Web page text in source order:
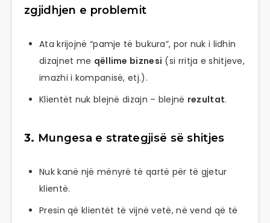
zgjidhjen e problemit
Ata krijojnë “pamje të bukura”, por nuk i lidhin
dizajnet me qëllime biznesi (si rritja e shitjeve,
imazhi i kompanisë, etj.).
Klientët nuk blejnë dizajn – blejnë rezultat.
3. Mungesa e strategjisë së shitjes
Nuk kanë një mënyrë të qartë për të gjetur
klientë.
Presin që klientët të vijnë vetë, në vend që të